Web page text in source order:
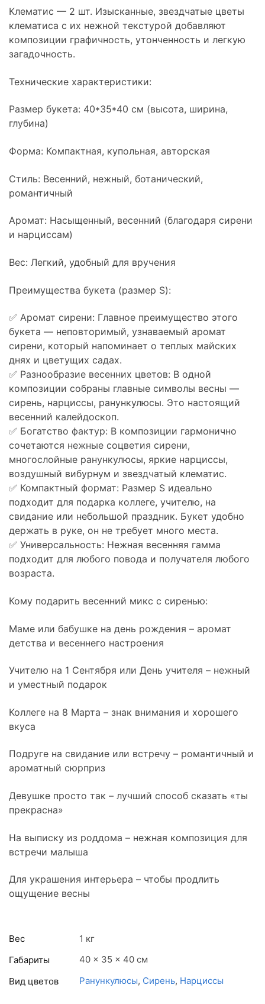
Клематис — 2 шт. Изысканные, звездчатые цветы
клематиса с их нежной текстурой добавляют
композиции графичность, утонченность и легкую
загадочность.
Технические характеристики:
Размер букета: 40*35*40 см (высота, ширина,
глубина)
Форма: Компактная, купольная, авторская
Стиль: Весенний, нежный, ботанический,
романтичный
Аромат: Насыщенный, весенний (благодаря сирени
и нарциссам)
Вес: Легкий, удобный для вручения
Преимущества букета (размер S):
✅ Аромат сирени: Главное преимущество этого
букета — неповторимый, узнаваемый аромат
сирени, который напоминает о теплых майских
днях и цветущих садах.
✅ Разнообразие весенних цветов: В одной
композиции собраны главные символы весны —
сирень, нарциссы, ранункулюсы. Это настоящий
весенний калейдоскоп.
✅ Богатство фактур: В композиции гармонично
сочетаются нежные соцветия сирени,
многослойные ранункулюсы, яркие нарциссы,
воздушный вибурнум и звездчатый клематис.
✅ Компактный формат: Размер S идеально
подходит для подарка коллеге, учителю, на
свидание или небольшой праздник. Букет удобно
держать в руке, он не требует много места.
✅ Универсальность: Нежная весенняя гамма
подходит для любого повода и получателя любого
возраста.
Кому подарить весенний микс с сиренью:
Маме или бабушке на день рождения – аромат
детства и весеннего настроения
Учителю на 1 Сентября или День учителя – нежный
и уместный подарок
Коллеге на 8 Марта – знак внимания и хорошего
вкуса
Подруге на свидание или встречу – романтичный и
ароматный сюрприз
Девушке просто так – лучший способ сказать «ты
прекрасна»
На выписку из роддома – нежная композиция для
встречи малыша
Для украшения интерьера – чтобы продлить
ощущение весны
Вес
1 кг
Габариты
40 × 35 × 40 см
Вид цветов
Ранункулюсы, Сирень, Нарциссы